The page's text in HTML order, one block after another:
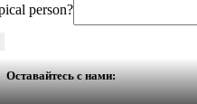
person?
Оставайтесь с нами: